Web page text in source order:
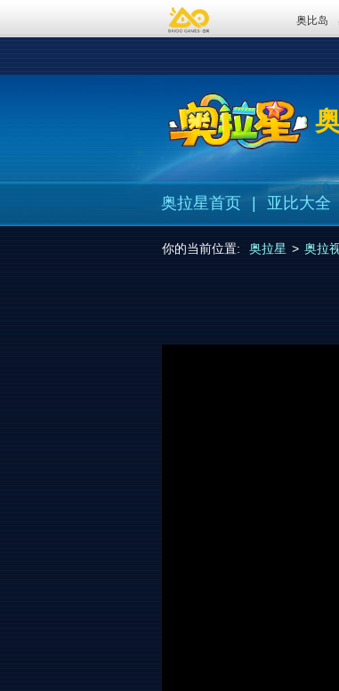
奥比岛
奥拉星首页 亚比大全
你的当前位置: 奥拉星 > 奥拉